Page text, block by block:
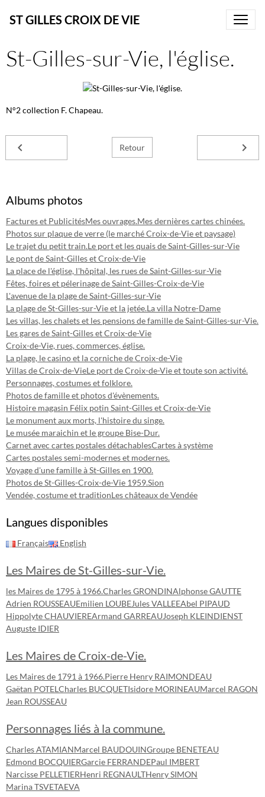
ST GILLES CROIX DE VIE
St-Gilles-sur-Vie, l'église.
N°2 collection F. Chapeau.
Retour
Albums photos
Factures et PublicitésMes ouvrages.Mes dernières cartes chinées.
Photos sur plaque de verre (le marché Croix-de-Vie et paysage)
Le trajet du petit train.Le port et les quais de Saint-Gilles-sur-Vie
Le pont de Saint-Gilles et Croix-de-Vie
La place de l'église, l'hôpital, les rues de Saint-Gilles-sur-Vie
Fêtes, foires et pélerinage de Saint-Gilles-Croix-de-Vie
L'avenue de la plage de Saint-Gilles-sur-Vie
La plage de St-Gilles-sur-Vie et la jetée.La villa Notre-Dame
Les villas, les chalets et les pensions de famille de Saint-Gilles-sur-Vie.
Les gares de Saint-Gilles et Croix-de-Vie
Croix-de-Vie, rues, commerces, église.
La plage, le casino et la corniche de Croix-de-Vie
Villas de Croix-de-VieLe port de Croix-de-Vie et toute son activité.
Personnages, costumes et folklore.
Photos de famille et photos d'évènements.
Histoire magasin Félix potin Saint-Gilles et Croix-de-Vie
Le monument aux morts, l'histoire du singe.
Le musée maraichin et le groupe Bise-Dur.
Carnet avec cartes postales détachablesCartes à système
Cartes postales semi-modernes et modernes.
Voyage d'une famille à St-Gilles en 1900.
Photos de St-Gilles-Croix-de-Vie 1959.Sion
Vendée, costume et traditionLes châteaux de Vendée
Langues disponibles
Français English
Les Maires de St-Gilles-sur-Vie.
les Maires de 1795 à 1966.Charles GRONDINAlphonse GAUTTE
Adrien ROUSSEAUEmilien LOUBEJules VALLEEAbel PIPAUD
Hippolyte CHAUVIEREArmand GARREAUJoseph KLEINDIENST
Auguste IDIER
Les Maires de Croix-de-Vie.
Les Maires de 1791 à 1966.Pierre Henry RAIMONDEAU
Gaëtan POTEL Charles BUCQUETIsidore MORINEAUMarcel RAGON
Jean ROUSSEAU
Personnages liés à la commune.
Charles ATAMIANMarcel BAUDOUINGroupe BENETEAU
Edmond BOCQUIERGarcie FERRANDEPaul IMBERT
Narcisse PELLETIERHenri REGNAULTHenry SIMON
Marina TSVETAEVA